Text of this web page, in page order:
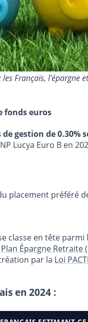
Français,
fonds euros
gestion de 0.30%
Lucya Euro B en
placement préféré
classe en tête parmi
Plan Épargne Retraite
par la Loi
en 2024 :